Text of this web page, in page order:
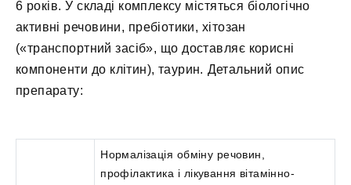
6 років. У складі комплексу містяться біологічно
активні речовини, пребіотики, хітозан
(«транспортний засіб», що доставляє корисні
компоненти до клітин), таурин. Детальний опис
препарату:
Нормалізація обміну речовин,
профілактика і лікування вітамінно-